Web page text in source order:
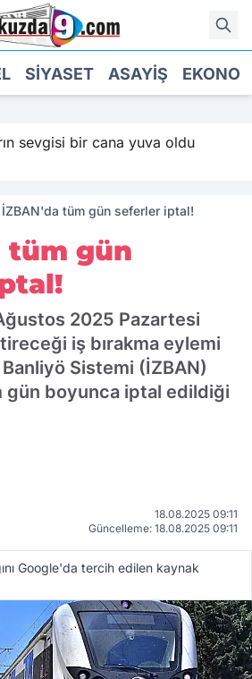
SIYASET ASAYIŞ
sevgisi bir cana yuva oldu
İZBAN'da tüm gün seferler iptal!
tüm gün
2025 Pazartesi
iş bırakma eylemi
Sistemi (İZBAN)
gün boyunca iptal edildiği
18.08.2025 09:11
Güncelleme: 18.08.2025 09:11
Google'da tercih edilen kaynak